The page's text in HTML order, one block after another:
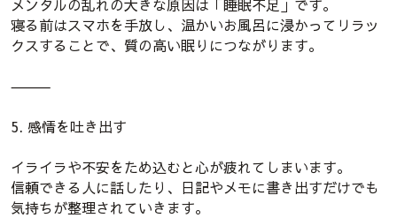
メンタルの乱れの大きな原因は「睡眠不足」です。
寝る前はスマホを手放し、温かいお風呂に浸かってリラッ
クスすることで、質の高い眠りにつながります。
⸻
5. 感情を吐き出す
イライラや不安をため込むと心が疲れてしまいます。
信頼できる人に話したり、日記やメモに書き出すだけでも
気持ちが整理されていきます。